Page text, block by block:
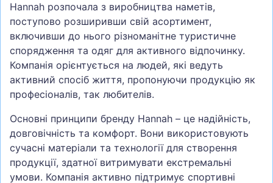
Hannah розпочала з виробництва наметів,
поступово розширивши свій асортимент,
включивши до нього різноманітне туристичне
спорядження та одяг для активного відпочинку.
Компанія орієнтується на людей, які ведуть
активний спосіб життя, пропонуючи продукцію як
професіоналів, так любителів.
Основні принципи бренду Hannah – це надійність,
довговічність та комфорт. Вони використовують
сучасні матеріали та технології для створення
продукції, здатної витримувати екстремальні
умови. Компанія активно підтримує спортивні